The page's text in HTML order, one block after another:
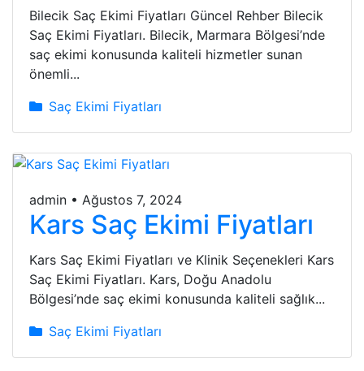
Bilecik Saç Ekimi Fiyatları Güncel Rehber Bilecik
Saç Ekimi Fiyatları. Bilecik, Marmara Bölgesi’nde
saç ekimi konusunda kaliteli hizmetler sunan
önemli...
Saç Ekimi Fiyatları
admin • Ağustos 7, 2024
Kars Saç Ekimi Fiyatları
Kars Saç Ekimi Fiyatları ve Klinik Seçenekleri Kars
Saç Ekimi Fiyatları. Kars, Doğu Anadolu
Bölgesi’nde saç ekimi konusunda kaliteli sağlık...
Saç Ekimi Fiyatları